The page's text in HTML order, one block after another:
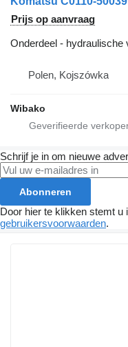
Prijs op aanvraag
Onderdeel - hydraulische
Polen, Kojszówka
Wibako
Schrijf je in om nieuwe
Abonneren
Door hier te klikken stemt u
gebruikersvoorwaarden.